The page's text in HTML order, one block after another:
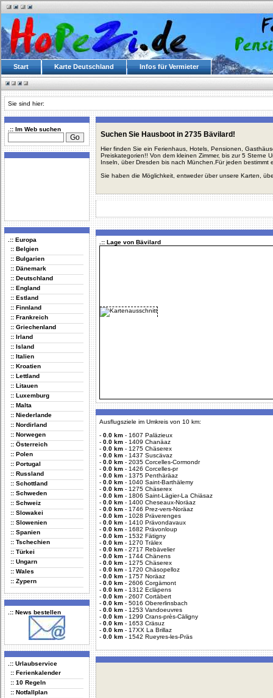
Start Karte Deutschland Infos für Vermieter
Sie sind hier:
.:: Im Web suchen
.:: Europa
:: Belgien
:: Bulgarien
:: Dänemark
:: Deutschland
:: England
:: Estland
:: Finnland
:: Frankreich
:: Griechenland
:: Irland
:: Island
:: Italien
:: Kroatien
:: Lettland
:: Litauen
:: Luxemburg
:: Malta
:: Niederlande
:: Nordirland
:: Norwegen
:: Österreich
:: Polen
:: Portugal
:: Russland
:: Schottland
:: Schweden
:: Schweiz
:: Slowakei
:: Slowenien
:: Spanien
:: Tschechien
:: Türkei
:: Ungarn
:: Wales
:: Zypern
.:: News bestellen
.:: Urlaubservice
:: Ferienkalender
:: 10 Regeln
:: Notfallplan
Suchen Sie Hausboot in 2735 Bävilard!
Hier finden Sie ein Ferienhaus, Hotels, Pensionen,
Preiskategorien!! Von dem kleinen Zimmer, bis zur 5 Sterne
Inseln, über Dresden bis nach München.Für jeden bestimmt
Sie haben die Möglichkeit, entweder über unsere Karten,
.:: Lage von Bävilard
Ausflugsziele im Umkreis von 10 km:
- 0.0 km - 1607 Paläzieux
- 0.0 km - 1409 Chanäaz
- 0.0 km - 1275 Chäserex
- 0.0 km - 1437 Suscävaz
- 0.0 km - 2035 Corcelles-Cormondr
- 0.0 km - 1426 Corcelles-pr
- 0.0 km - 1375 Penthäräaz
- 0.0 km - 1040 Saint-Barthälemy
- 0.0 km - 1275 Chäserex
- 0.0 km - 1806 Saint-Lägier-La Chiäsaz
- 0.0 km - 1400 Cheseaux-Noräaz
- 0.0 km - 1746 Prez-vers-Noräaz
- 0.0 km - 1028 Präverenges
- 0.0 km - 1410 Prävondavaux
- 0.0 km - 1682 Prävonloup
- 0.0 km - 1532 Fätigny
- 0.0 km - 1270 Trälex
- 0.0 km - 2717 Rebävelier
- 0.0 km - 1744 Chänens
- 0.0 km - 1275 Chäserex
- 0.0 km - 1720 Chäsopelloz
- 0.0 km - 1757 Noräaz
- 0.0 km - 2606 Corgämont
- 0.0 km - 1312 Ecläpens
- 0.0 km - 2607 Cortäbert
- 0.0 km - 5016 Obererlinsbach
- 0.0 km - 1253 Vandoeuvres
- 0.0 km - 1299 Crans-près-Cäligny
- 0.0 km - 1653 Cräsuz
- 0.0 km - 17XX La Brillaz
- 0.0 km - 1542 Rueyres-les-Präs